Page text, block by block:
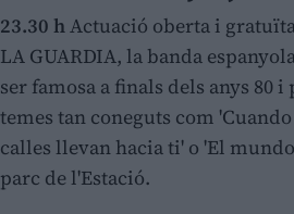
23.30 hActuació oberta i
LA GUARDIA, la banda
ser famosa a finals dels anys 80
temes tan coneguts com
calles llevan hacia ti' o 'El
parc de l'Estació.